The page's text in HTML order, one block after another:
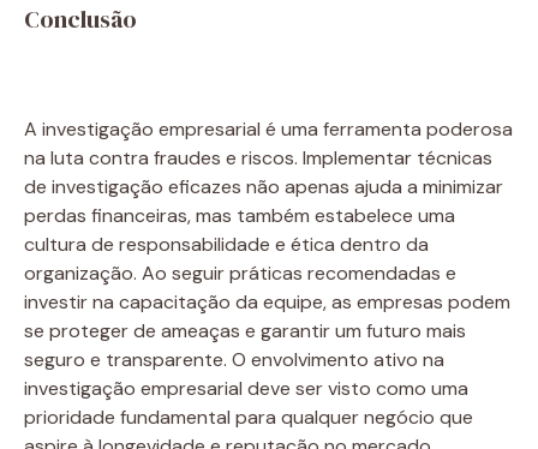
Conclusão
A investigação empresarial é uma ferramenta poderosa
na luta contra fraudes e riscos. Implementar técnicas
de investigação eficazes não apenas ajuda a minimizar
perdas financeiras, mas também estabelece uma
cultura de responsabilidade e ética dentro da
organização. Ao seguir práticas recomendadas e
investir na capacitação da equipe, as empresas podem
se proteger de ameaças e garantir um futuro mais
seguro e transparente. O envolvimento ativo na
investigação empresarial deve ser visto como uma
prioridade fundamental para qualquer negócio que